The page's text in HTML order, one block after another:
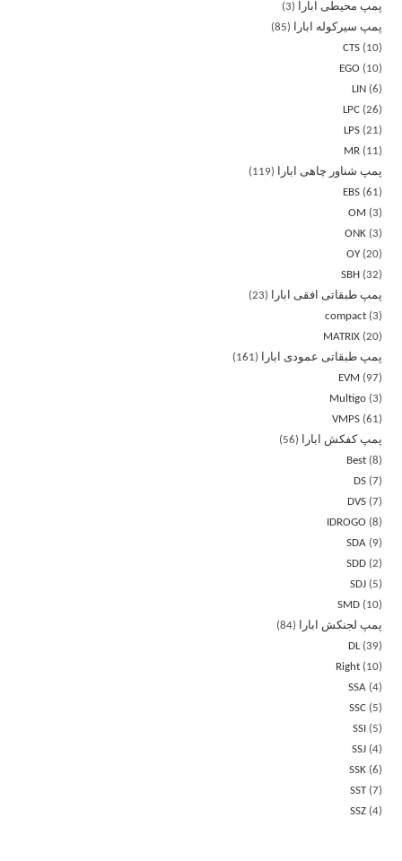
پمپ محیطی ابارا
3
پمپ سیرکوله ابارا
85
CTS
10
EGO
10
LIN
6
LPC 26
LPS 21
MR
11
پمپ شناور چاهی ابارا
119
EBS 61
OM
3
ONK 3
OY 20
SBH
32
پمپ طبقاتی افقی ابارا
23
compact 3
MATRIX 20
پمپ طبقاتی عمودی ابارا
161
EVM
97
Multigo 3
VMPS 61
پمپ کفکش ابارا
56
Best 8
DS 7
DVS 7
IDROGO
8
SDA
9
SDD 2
SDJ
5
SMD
10
پمپ لجنکش ابارا
84
DL 39
Right
10
SSA 4
SSC
5
SSI
5
SSJ 4
SSK 6
SST 7
SSZ 4